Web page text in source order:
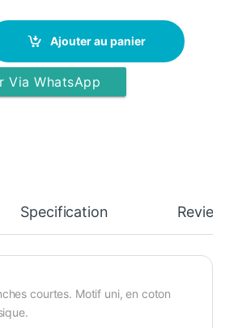
- Vert Col Beige quantity
Ajouter au panier
Via WhatsApp
Specification
courtes. Motif uni, en coton